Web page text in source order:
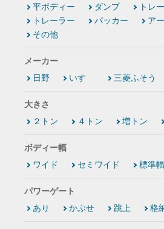
平ボディー
ダンプ
トレ
トレーラー
パッカー ア
その他
メーカー
日野
いすゞ 三菱ふそう
大きさ
２トン
４トン 増トン
ボディー幅
ワイド
セミワイド 標準幅
パワーゲート
あり
かぶせ 跳上 格